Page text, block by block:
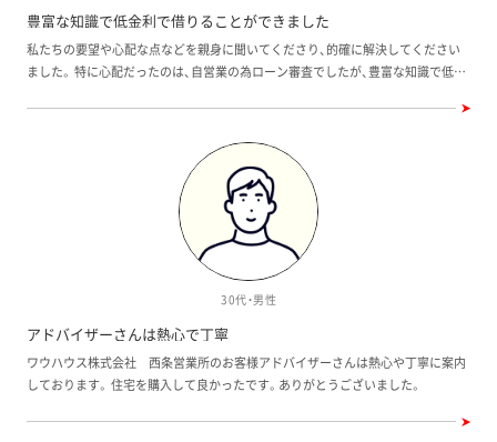
豊富な知識で低金利で借りることができました
私たちの要望や心配な点などを親身に聞いてくださり、的確に解決してください
ました。 特に心配だったのは、自営業の為ローン審査でしたが、豊富な知識で低金
30代・男性
アドバイザーさんは熱心で丁寧
ワウハウス株式会社 西条営業所のお客様アドバイザーさんは熱心や丁寧に案内
しております。 住宅を購入して良かったです。ありがとうございました。